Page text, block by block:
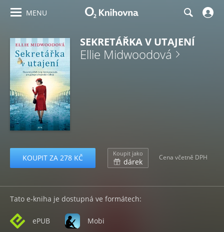
MENU
SEKRETÁŘKA V UTAJENÍ
Ellie Midwoodová
KOUPIT ZA 278 KČ Koupit jako
dárek Cena včetně DPH
Tato e-kniha je dostupná ve formátech:
ePUB Mobi